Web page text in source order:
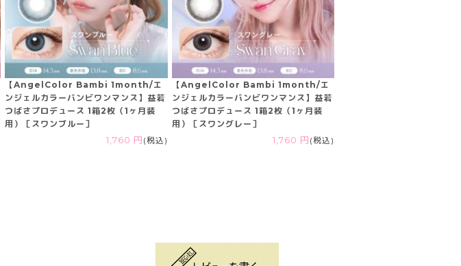
【AngelColor Bambi 1month/エ
ンジェルカラーバンビワンマンス】益若
つばさプロデュース 1箱2枚（1ヶ月装
用）［スワンブルー］
1,760 円 (税込)
【AngelColor Bambi 1month/エ
ンジェルカラーバンビワンマンス】益若
つばさプロデュース 1箱2枚（1ヶ月装
用）［スワングレー］
1,760 円 (税込)